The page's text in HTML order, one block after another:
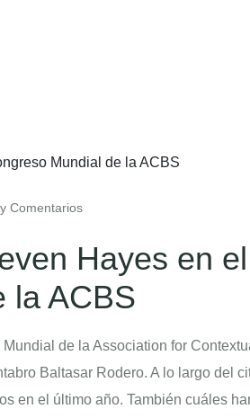
Comentarios
Hayes en
la ACBS
de la Association for
Baltasar Rodero. A lo largo del
en el último año. También cuáles